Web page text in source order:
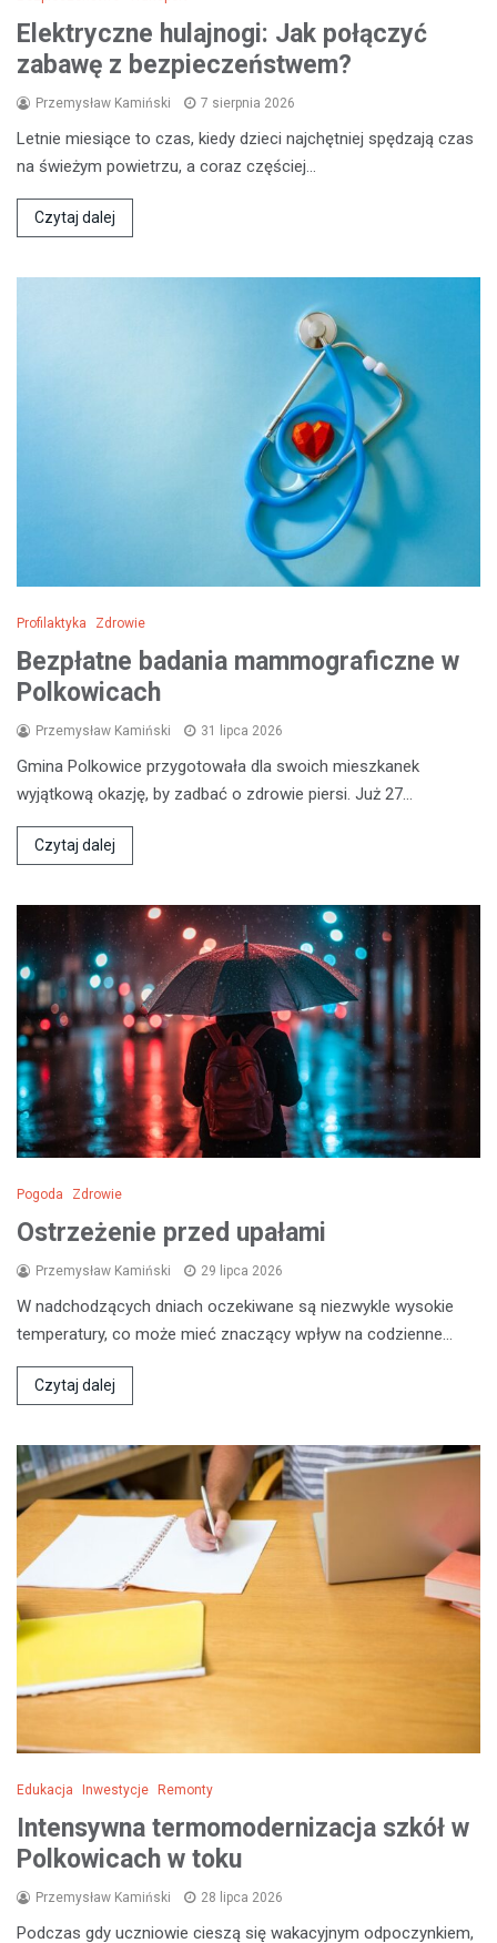
Elektryczne hulajnogi: Jak połączyć
zabawę z bezpieczeństwem?
Przemysław Kamiński 7 sierpnia 2026
Letnie miesiące to czas, kiedy dzieci najchętniej spędzają czas
na świeżym powietrzu, a coraz częściej…
Czytaj dalej
Profilaktyka Zdrowie
Bezpłatne badania mammograficzne w
Polkowicach
Przemysław Kamiński 31 lipca 2026
Gmina Polkowice przygotowała dla swoich mieszkanek
wyjątkową okazję, by zadbać o zdrowie piersi. Już 27…
Czytaj dalej
Pogoda Zdrowie
Ostrzeżenie przed upałami
Przemysław Kamiński 29 lipca 2026
W nadchodzących dniach oczekiwane są niezwykle wysokie
temperatury, co może mieć znaczący wpływ na codzienne…
Czytaj dalej
Edukacja Inwestycje Remonty
Intensywna termomodernizacja szkół w
Polkowicach w toku
Przemysław Kamiński 28 lipca 2026
Podczas gdy uczniowie cieszą się wakacyjnym odpoczynkiem,